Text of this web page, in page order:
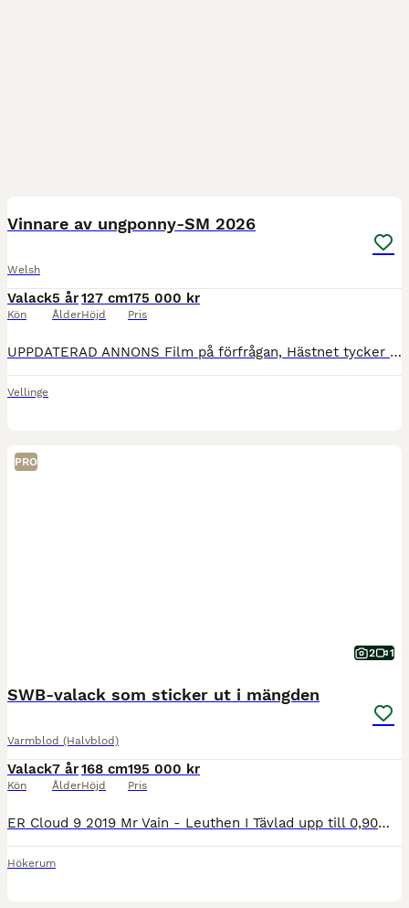
Vinnare av ungponny-SM 2026
Welsh
Valack
Kön
5 år
Ålder
127 cm
Höjd
175 000 kr
Pris
UPPDATERAD ANNONS Film på förfrågan, Hästnet tycker filmerna är för stora! ”Lars” som han kallas här hemma är nyss hemkommen från att ha vunnit ungponny-SM för 5-åringar och är redo att hitta sin ny
Vellinge
PRO
2 1
SWB-valack som sticker ut i mängden
Varmblod (Halvblod)
Valack
Kön
7 år
Ålder
168 cm
Höjd
195 000 kr
Pris
ER Cloud 9 2019 Mr Vain - Leuthen I Tävlad upp till 0,90m felfritt. Finns väldigt mycket mer att plocka fram. Är en egen uppfödning, mamma Celina tävlade CNC*, 1,20m hoppning och LA dressyr. Halvs
Hökerum